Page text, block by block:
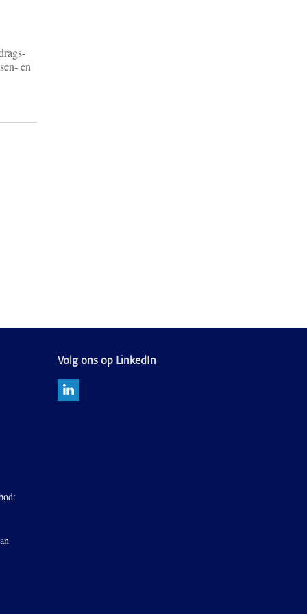
en
Volg ons op LinkedIn